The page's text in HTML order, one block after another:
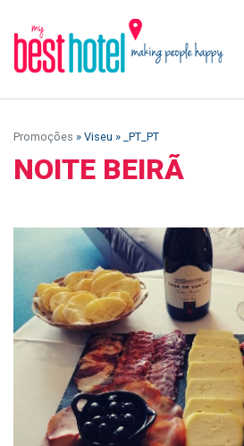
Promoções » Viseu » _PT_PT
NOITE BEIRÃ